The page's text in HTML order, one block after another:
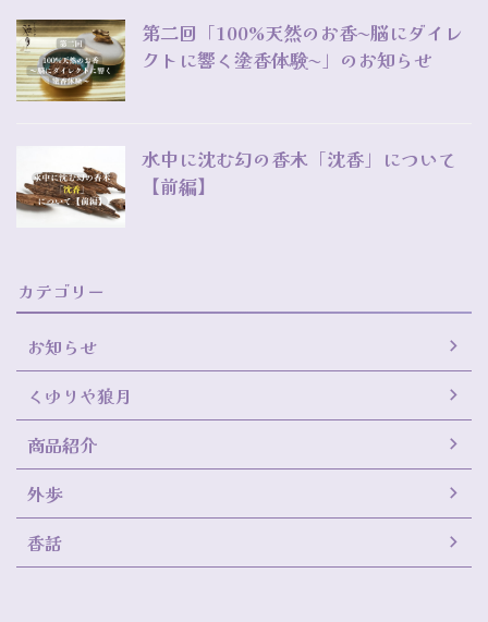
第二回「100%天然のお香〜脳にダイレ
クトに響く塗香体験〜」のお知らせ
水中に沈む幻の香木「沈香」について
【前編】
カテゴリー
お知らせ
くゆりや狼月
商品紹介
外歩
香話